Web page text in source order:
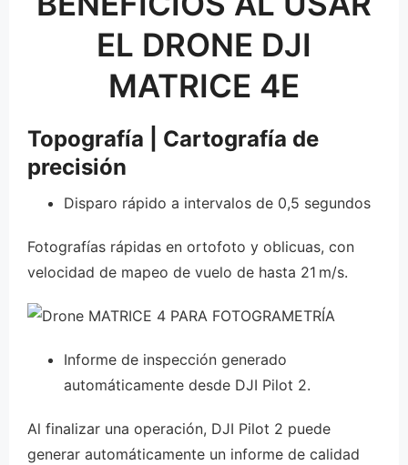
EL DRONE DJI
MATRICE 4E
Topografía | Cartografía de
precisión
Disparo rápido a intervalos de 0,5 segundos
Fotografías rápidas en ortofoto y oblicuas, con
velocidad de mapeo de vuelo de hasta 21 m/s.
Informe de inspección generado
automáticamente desde DJI Pilot 2.
Al finalizar una operación, DJI Pilot 2 puede
generar automáticamente un informe de calidad